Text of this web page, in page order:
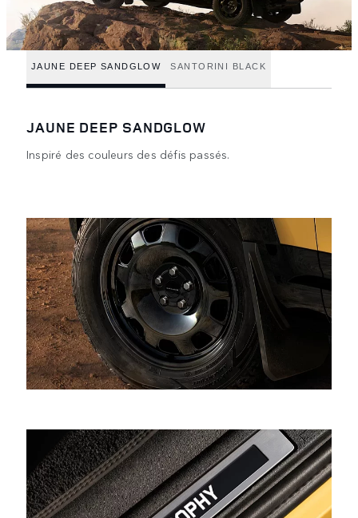
JAUNE DEEP SANDGLOW SANTORINI BLACK
JAUNE DEEP SANDGLOW
Inspiré des couleurs des défis passés.